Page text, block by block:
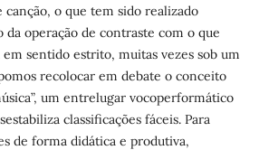
o que tem sido realizado
operação de contraste com o que
sentido estrito, muitas vezes sob um
recolocar em debate o conceito
um entrelugar vocoperformático
classificações fáceis. Para
de forma didática e produtiva,